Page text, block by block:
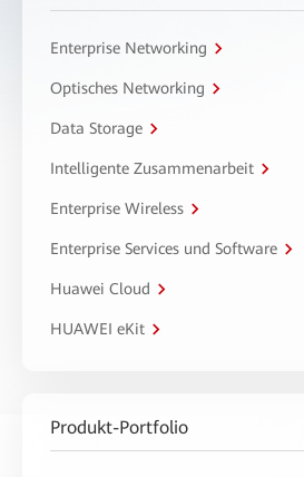
Enterprise Networking
Optisches Networking
Data Storage
Intelligente Zusammenarbeit
Enterprise Wireless
Enterprise Services und Software
Huawei Cloud
HUAWEI eKit
Produkt-Portfolio